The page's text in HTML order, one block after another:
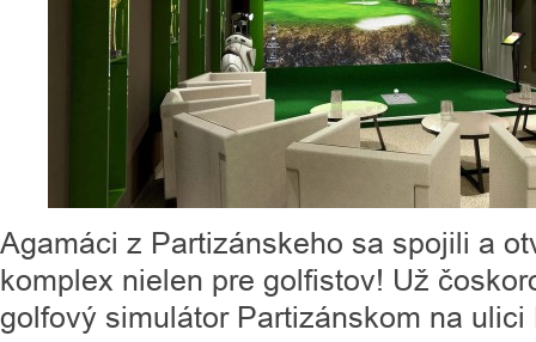
Agamáci z Partizánskeho sa spojili a
komplex nielen pre golfistov! Už
golfový simulátor Partizánskom na